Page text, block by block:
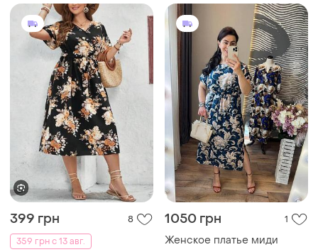
399 грн
8
359 грн с 13 авг.
1050 грн 1
Женское платье миди